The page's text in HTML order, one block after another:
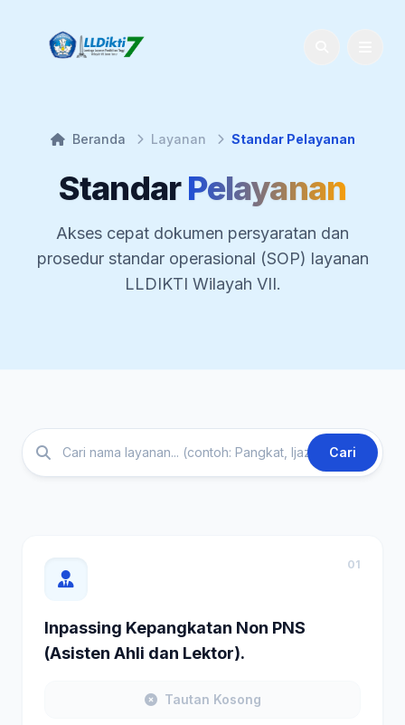
Beranda Layanan Standar Pelayanan
StandarPelayanan
Akses cepat dokumen persyaratan dan
prosedur standar operasional (SOP) layanan
LLDIKTI Wilayah VII.
Cari
01
Inpassing Kepangkatan Non PNS
(Asisten Ahli dan Lektor).
Tautan Kosong